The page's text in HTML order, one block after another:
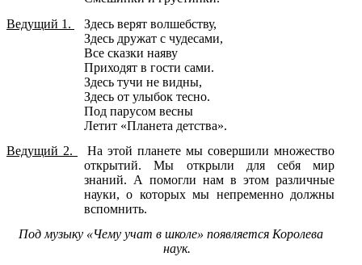
Ведущий 1.
Здесь верят волшебству,
Здесь дружат с чудесами,
Все сказки наяву
Приходят в гости сами.
Здесь тучи не видны,
Здесь от улыбок тесно.
Под парусом весны
Летит «Планета детства».
Ведущий 2.
На этой планете мы совершили множество
открытий. Мы открыли для себя мир
знаний. А помогли нам в этом различные
науки, о которых мы непременно должны
вспомнить.
Под музыку «Чему учат в школе» появляется Королева
наук.